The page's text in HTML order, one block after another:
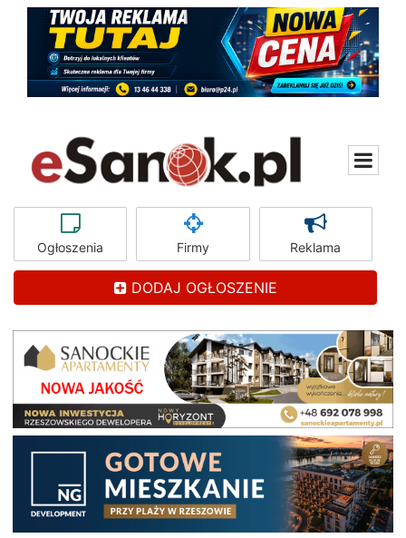
Ogłoszenia Firmy Reklama
DODAJ OGŁOSZENIE